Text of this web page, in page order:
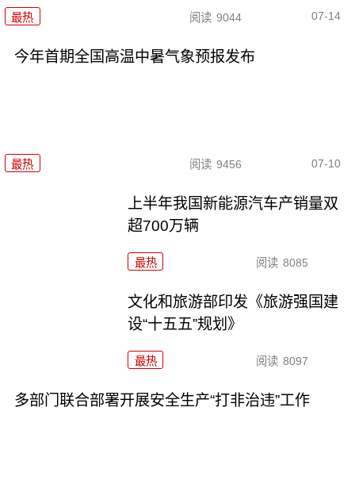
最热 阅读 9044 07-14
今年首期全国高温中暑气象预报发布
最热 阅读 9456 07-10
上半年我国新能源汽车产销量双
超700万辆
最热 阅读 8085
文化和旅游部印发《旅游强国建
设“十五五”规划》
最热 阅读 8097
多部门联合部署开展安全生产“打非治违”工作